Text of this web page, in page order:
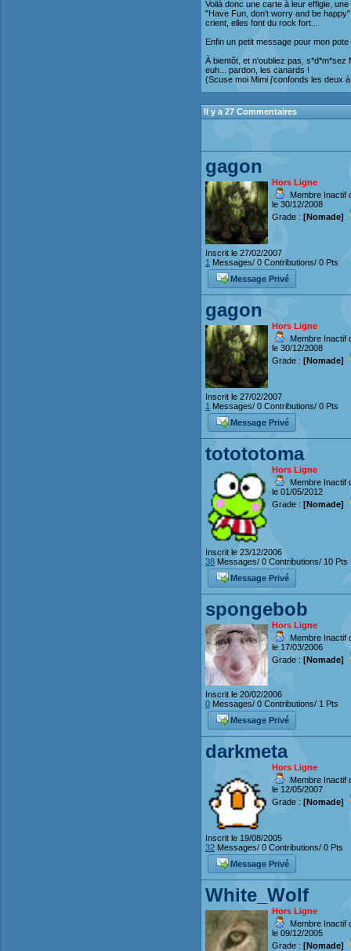
Voilà donc une carte à leur effigie,
"Have Fun, don't worry and be
crient, elles font du rock fort...
Enfin un petit message pour mon
À bientôt, et n'oubliez pas, s*d*m*sez
euh... pardon, les canards !
(Scuse moi Mimi j'confonds les deux
Il y a 27 Commentaires
gagon
Hors Ligne
Membre Inactif
le 30/12/2008
Grade : [Nomade]
Inscrit le 27/02/2007
1 Messages/ 0 Contributions/ 0 Pts
Message Privé
gagon
Hors Ligne
Membre Inactif
le 30/12/2008
Grade : [Nomade]
Inscrit le 27/02/2007
1 Messages/ 0 Contributions/ 0 Pts
Message Privé
totototoma
Hors Ligne
Membre Inactif
le 01/05/2012
Grade : [Nomade]
Inscrit le 23/12/2006
38 Messages/ 0 Contributions/ 10 Pts
Message Privé
spongebob
Hors Ligne
Membre Inactif
le 17/03/2006
Grade : [Nomade]
Inscrit le 20/02/2006
0 Messages/ 0 Contributions/ 1 Pts
Message Privé
darkmeta
Hors Ligne
Membre Inactif
le 12/05/2007
Grade : [Nomade]
Inscrit le 19/08/2005
32 Messages/ 0 Contributions/ 0 Pts
Message Privé
White_Wolf
Hors Ligne
Membre Inactif
le 09/12/2005
Grade : [Nomade]